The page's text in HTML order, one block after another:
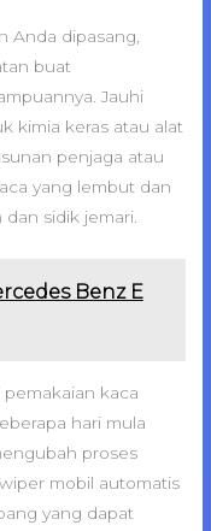
Anda dipasang,
buat
Jauhi
kimia keras atau alat
penjaga atau
yang lembut dan
sidik jemari.
Benz E
kaca
hari mula
proses
mobil automatis
yang dapat